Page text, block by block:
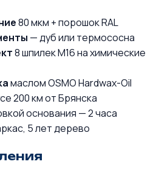
80 мкм + порошок RAL
— дуб или термососна
8 шпилек М16 на химические
маслом OSMO Hardwax-Oil
200 км от Брянска
основания — 2 часа
5 лет дерево